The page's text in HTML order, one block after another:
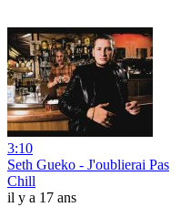
3:10
Seth Gueko - J'oublierai Pas
Chill
il y a 17 ans